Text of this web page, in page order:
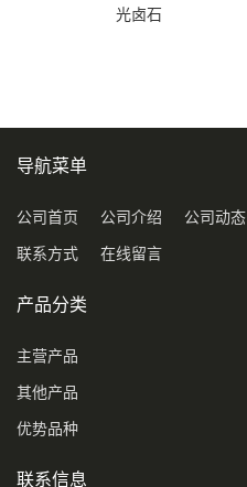
光卤石
导航菜单
公司首页 公司介绍 公司动态
联系方式 在线留言
产品分类
主营产品
其他产品
优势品种
联系信息